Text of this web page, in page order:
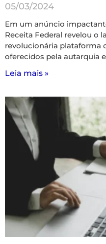
05/03/2024
Em um anúncio
Receita Federal revelou o
revolucionária plataforma
oferecidos pela autarquia
Leia mais »